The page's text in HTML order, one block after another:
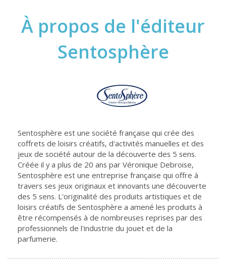
À propos de l'éditeur
Sentosphère
Sentosphère est une société française qui crée des
coffrets de loisirs créatifs, d'activités manuelles et des
jeux de société autour de la découverte des 5 sens.
Créée il y a plus de 20 ans par Véronique Debroise,
Sentosphère est une entreprise française qui offre à
travers ses jeux originaux et innovants une découverte
des 5 sens. L'originalité des produits artistiques et de
loisirs créatifs de Sentosphère a amené les produits à
être récompensés à de nombreuses reprises par des
professionnels de l'industrie du jouet et de la
parfumerie.